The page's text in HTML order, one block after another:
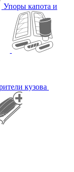
Упоры капота и
кузова